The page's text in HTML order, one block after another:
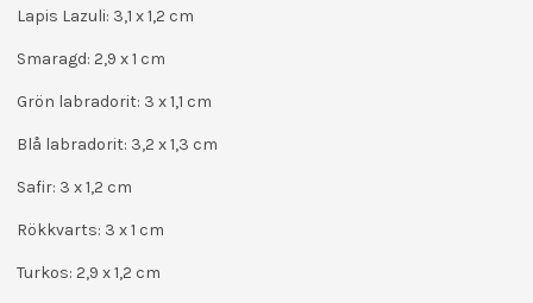
Lapis Lazuli: 3,1 x 1,2 cm
Smaragd: 2,9 x 1 cm
Grön labradorit: 3 x 1,1 cm
Blå labradorit: 3,2 x 1,3 cm
Safir: 3 x 1,2 cm
Rökkvarts: 3 x 1 cm
Turkos: 2,9 x 1,2 cm